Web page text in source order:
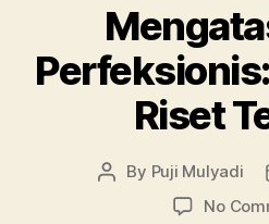
Riset
Post
By Puji Mulyadi
No